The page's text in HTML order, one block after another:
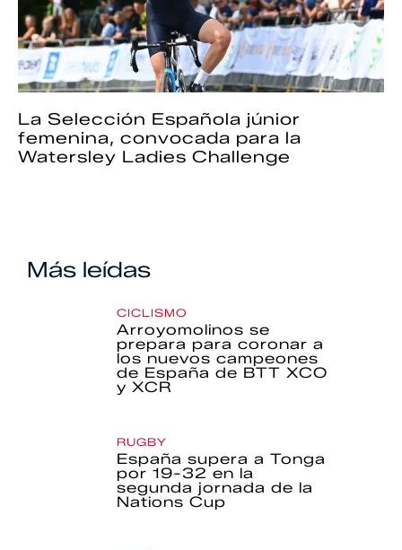
La Selección Española júnior
femenina, convocada para la
Watersley Ladies Challenge
Más leídas
CICLISMO
Arroyomolinos se
prepara para coronar a
los nuevos campeones
de España de BTT XCO
y XCR
RUGBY
España supera a Tonga
por 19-32 en la
segunda jornada de la
Nations Cup